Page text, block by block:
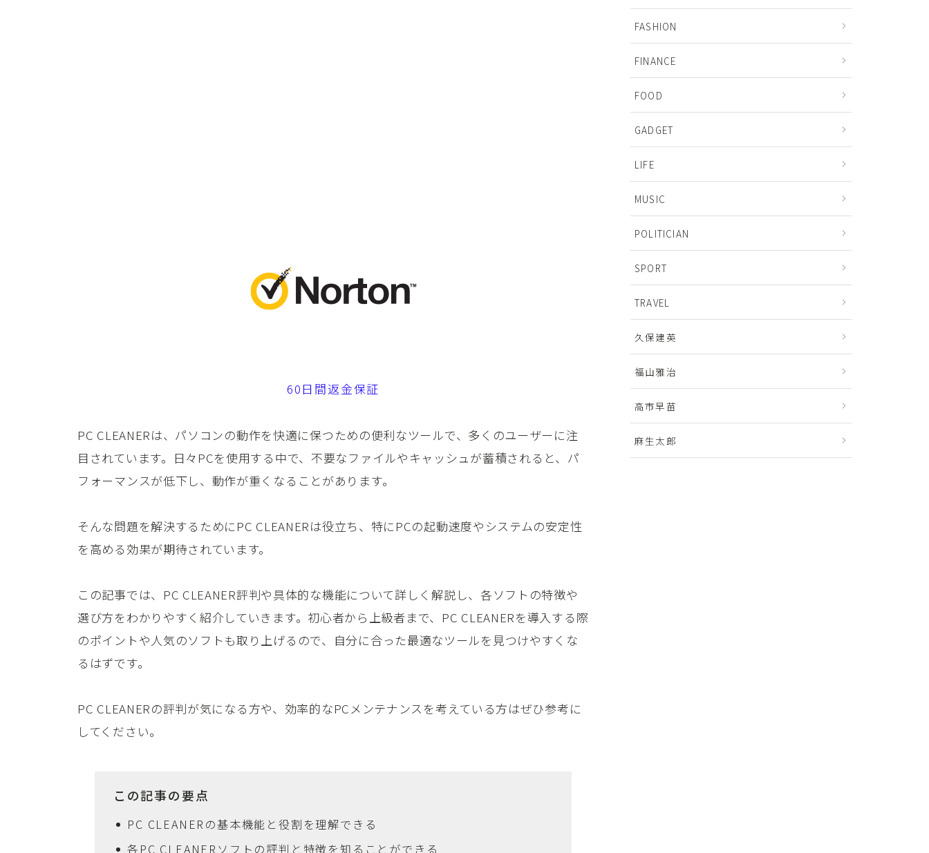
60日間返金保証
PC CLEANERは、パソコンの動作を快適に保つための便利なツールで、多くのユーザーに注
目されています。日々PCを使用する中で、不要なファイルやキャッシュが蓄積されると、パ
フォーマンスが低下し、動作が重くなることがあります。
そんな問題を解決するためにPC CLEANERは役立ち、特にPCの起動速度やシステムの安定性
を高める効果が期待されています。
この記事では、PC CLEANER評判や具体的な機能について詳しく解説し、各ソフトの特徴や
選び方をわかりやすく紹介していきます。初心者から上級者まで、PC CLEANERを導入する際
のポイントや人気のソフトも取り上げるので、自分に合った最適なツールを見つけやすくな
るはずです。
PC CLEANERの評判が気になる方や、効率的なPCメンテナンスを考えている方はぜひ参考に
してください。
この記事の要点
PC CLEANERの基本機能と役割を理解できる
各PC CLEANERソフトの評判と特徴を知ることができる
FASHION
FINANCE
FOOD
GADGET
LIFE
MUSIC
POLITICIAN
SPORT
TRAVEL
久保建英
福山雅治
高市早苗
麻生太郎